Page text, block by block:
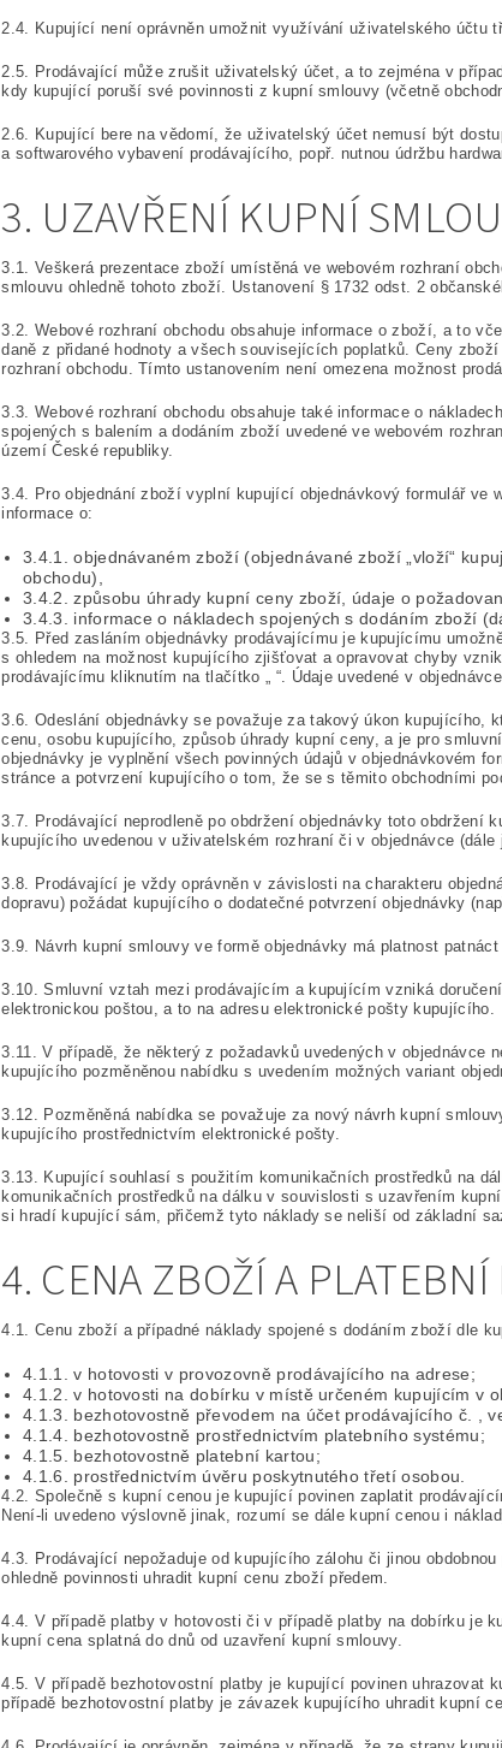
2.4. Kupující není oprávněn umožnit využívání uživatelského účtu
2.5. Prodávající může zrušit uživatelský účet, a to zejména v
kdy kupující poruší své povinnosti z kupní smlouvy (včetně
2.6. Kupující bere na vědomí, že uživatelský účet nemusí být
a softwarového vybavení prodávajícího, popř. nutnou údržbu
3. UZAVŘENÍ KUPNÍ
3.1. Veškerá prezentace zboží umístěná ve webovém rozhraní
smlouvu ohledně tohoto zboží. Ustanovení § 1732 odst. 2
3.2. Webové rozhraní obchodu obsahuje informace o zboží, a to
daně z přidané hodnoty a všech souvisejících poplatků. Ceny
rozhraní obchodu. Tímto ustanovením není omezena možnost
3.3. Webové rozhraní obchodu obsahuje také informace o
spojených s balením a dodáním zboží uvedené ve webovém
území České republiky.
3.4. Pro objednání zboží vyplní kupující objednávkový formulář ve
informace o:
3.4.1. objednávaném zboží (objednávané zboží „vloží“
obchodu),
3.4.2. způsobu úhrady kupní ceny zboží, údaje o
3.4.3. informace o nákladech spojených s dodáním zboží
3.5. Před zasláním objednávky prodávajícímu je kupujícímu
s ohledem na možnost kupujícího zjišťovat a opravovat chyby
prodávajícímu kliknutím na tlačítko „ “. Údaje uvedené v
3.6. Odeslání objednávky se považuje za takový úkon kupujícího,
cenu, osobu kupujícího, způsob úhrady kupní ceny, a je pro
objednávky je vyplnění všech povinných údajů v objednávkovém
stránce a potvrzení kupujícího o tom, že se s těmito obchodními
3.7. Prodávající neprodleně po obdržení objednávky toto obdržení
kupujícího uvedenou v uživatelském rozhraní či v objednávce (dále
3.8. Prodávající je vždy oprávněn v závislosti na charakteru
dopravu) požádat kupujícího o dodatečné potvrzení objednávky
3.9. Návrh kupní smlouvy ve formě objednávky má platnost patnáct
3.10. Smluvní vztah mezi prodávajícím a kupujícím vzniká
elektronickou poštou, a to na adresu elektronické pošty kupujícího.
3.11. V případě, že některý z požadavků uvedených v
kupujícího pozměněnou nabídku s uvedením možných variant
3.12. Pozměněná nabídka se považuje za nový návrh kupní
kupujícího prostřednictvím elektronické pošty.
3.13. Kupující souhlasí s použitím komunikačních prostředků na
komunikačních prostředků na dálku v souvislosti s uzavřením
si hradí kupující sám, přičemž tyto náklady se neliší od základní
4. CENA ZBOŽÍ A
4.1. Cenu zboží a případné náklady spojené s dodáním zboží dle
4.1.1. v hotovosti v provozovně prodávajícího na adrese;
4.1.2. v hotovosti na dobírku v místě určeném kupujícím v
4.1.3. bezhotovostně převodem na účet prodávajícího č. ,
4.1.4. bezhotovostně prostřednictvím platebního systému;
4.1.5. bezhotovostně platební kartou;
4.1.6. prostřednictvím úvěru poskytnutého třetí osobou.
4.2. Společně s kupní cenou je kupující povinen zaplatit
Není-li uvedeno výslovně jinak, rozumí se dále kupní cenou i
4.3. Prodávající nepožaduje od kupujícího zálohu či jinou
ohledně povinnosti uhradit kupní cenu zboží předem.
4.4. V případě platby v hotovosti či v případě platby na dobírku je
kupní cena splatná do dnů od uzavření kupní smlouvy.
4.5. V případě bezhotovostní platby je kupující povinen uhrazovat
případě bezhotovostní platby je závazek kupujícího uhradit kupní